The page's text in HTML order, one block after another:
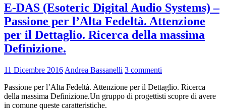
E-DAS (Esoteric Digital Audio Systems) –
Passione per l’Alta Fedeltà. Attenzione
per il Dettaglio. Ricerca della massima
Definizione.
11 Dicembre 2016 Andrea Bassanelli 3 commenti
Passione per l’Alta Fedeltà. Attenzione per il Dettaglio. Ricerca
della massima Definizione.Un gruppo di progettisti scopre di avere
in comune queste caratteristiche.